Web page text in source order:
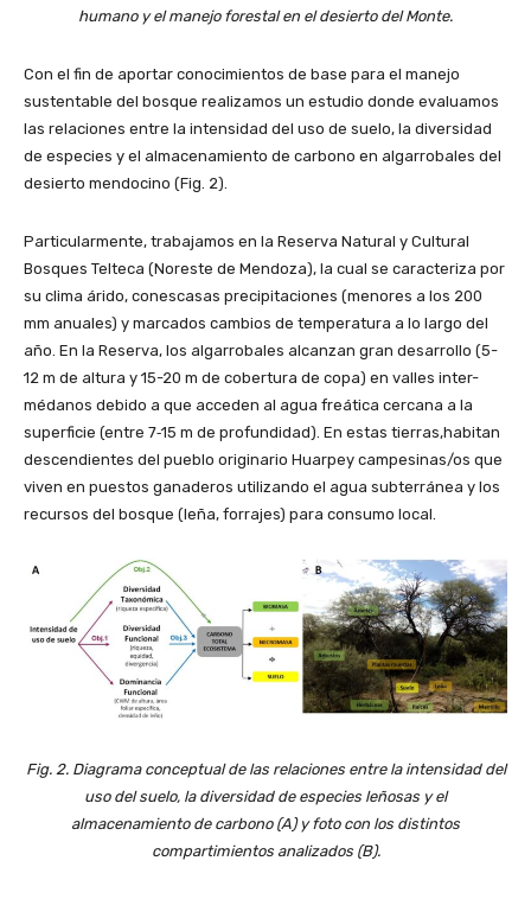
humano y el manejo forestal en el desierto del Monte.
Con el fin de aportar conocimientos de base para el manejo
sustentable del bosque realizamos un estudio donde evaluamos
las relaciones entre la intensidad del uso de suelo, la diversidad
de especies y el almacenamiento de carbono en algarrobales del
desierto mendocino (Fig. 2).
Particularmente, trabajamos en la Reserva Natural y Cultural
Bosques Telteca (Noreste de Mendoza), la cual se caracteriza por
su clima árido, conescasas precipitaciones (menores a los 200
mm anuales) y marcados cambios de temperatura a lo largo del
año. En la Reserva, los algarrobales alcanzan gran desarrollo (5-
12 m de altura y 15-20 m de cobertura de copa) en valles inter-
médanos debido a que acceden al agua freática cercana a la
superficie (entre 7‐15 m de profundidad). En estas tierras,habitan
descendientes del pueblo originario Huarpey campesinas/os que
viven en puestos ganaderos utilizando el agua subterránea y los
recursos del bosque (leña, forrajes) para consumo local.
Fig. 2. Diagrama conceptual de las relaciones entre la intensidad del
uso del suelo, la diversidad de especies leñosas y el
almacenamiento de carbono (A) y foto con los distintos
compartimientos analizados (B).